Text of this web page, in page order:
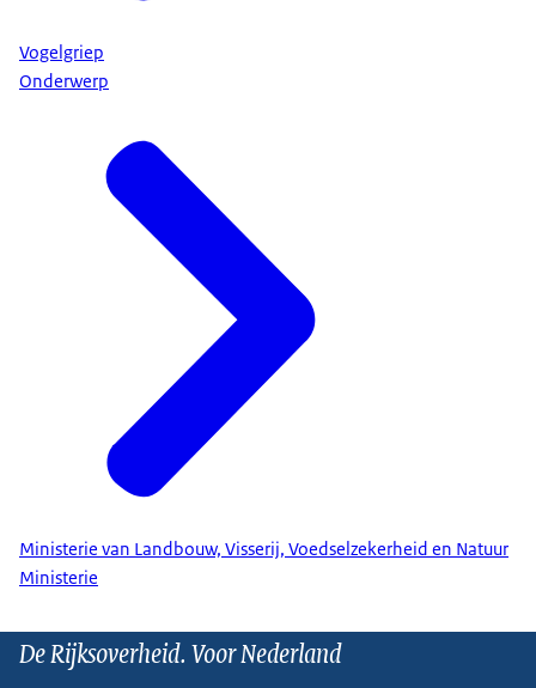
Vogelgriep
Onderwerp
Ministerie van Landbouw, Visserij, Voedselzekerheid en Natuur
Ministerie
De Rijksoverheid. Voor Nederland